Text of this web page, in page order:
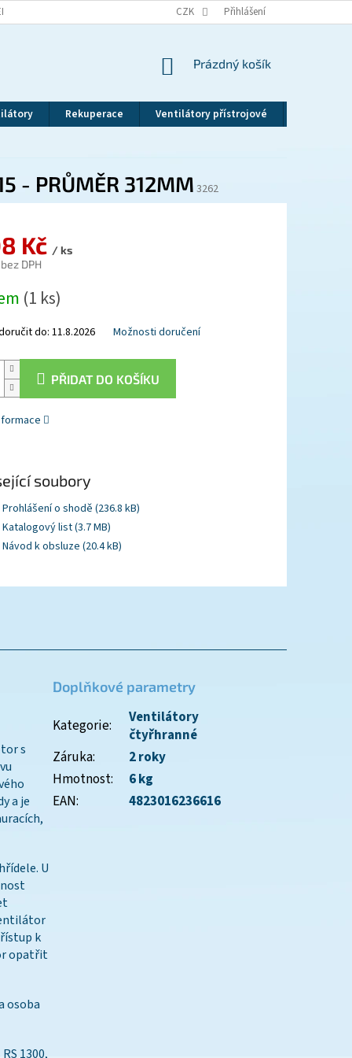
ŘÁD ZÁSADY OCHRANY OSOBNÍCH
CZK Přihlášení
NÁKUPNÍ
Prázdný košík
Rekuperace Ventilátory přístrojové
- PRŮMĚR 312MM 3262
Kč / ks
DPH
(1 ks)
do: 11.8.2026 Možnosti doručení
PŘIDAT DO KOŠÍKU
soubory
Prohlášení o shodě (236.8 kB)
Katalogový list (3.7 MB)
Návod k obsluze (20.4 kB)
s
a je
U
k
opatřit
osoba
1300,
Doplňkové parametry
Kategorie:
Ventilátory
čtyřhranné
Záruka:
2 roky
Hmotnost:
6 kg
EAN: 4823016236616